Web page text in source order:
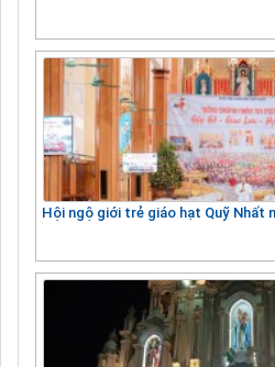
Hội ngộ giới trẻ giáo hạt Quỹ Nhất